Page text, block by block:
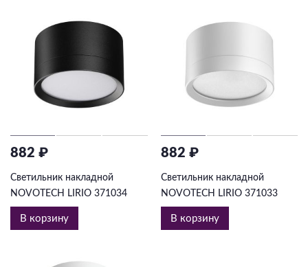
882 ₽
Светильник накладной
NOVOTECH LIRIO 371034
В корзину
882 ₽
Светильник накладной
NOVOTECH LIRIO 371033
В корзину